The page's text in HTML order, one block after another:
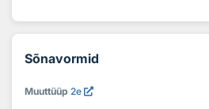
Sõnavormid
Muuttüüp 2e